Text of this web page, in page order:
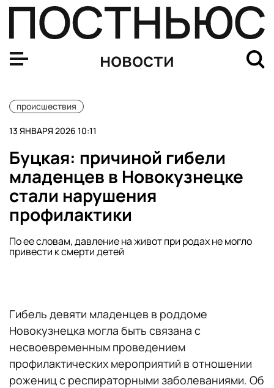
новости
происшествия
13 ЯНВАРЯ 2026 10:11
Буцкая: причиной гибели
младенцев в Новокузнецке
стали нарушения
профилактики
По ее словам, давление на живот при родах не могло
привести к смерти детей
Гибель девяти младенцев в роддоме
Новокузнецка могла быть связана с
несвоевременным проведением
профилактических мероприятий в отношении
рожениц с респираторными заболеваниями. Об
Матвиенко назвала трагедией для страны смерти